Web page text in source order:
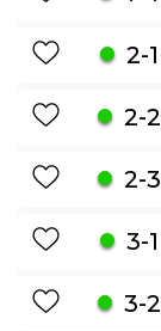
2-1
2-2
2-3
3-1
3-2